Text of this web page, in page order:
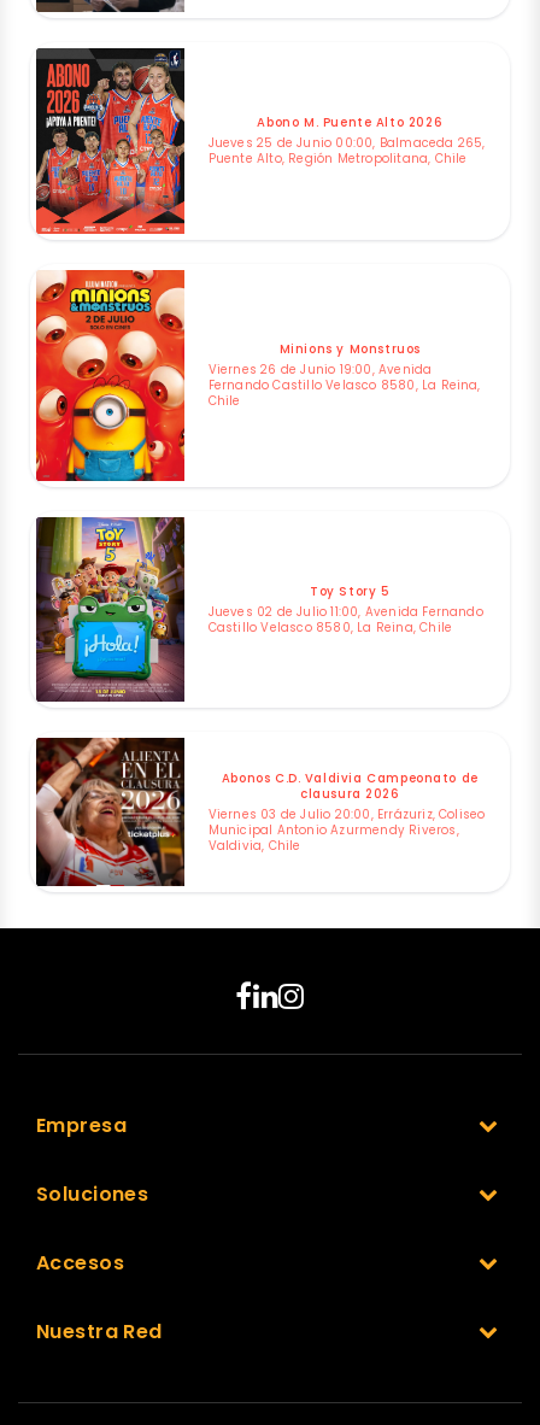
Abono M. Puente Alto 2026
Jueves 25 de Junio 00:00, Balmaceda 265,
Puente Alto, Región Metropolitana, Chile
Minions y Monstruos
Viernes 26 de Junio 19:00, Avenida
Fernando Castillo Velasco 8580, La Reina,
Chile
Toy Story 5
Jueves 02 de Julio 11:00, Avenida Fernando
Castillo Velasco 8580, La Reina, Chile
Abonos C.D. Valdivia Campeonato de
clausura 2026
Viernes 03 de Julio 20:00, Errázuriz, Coliseo
Municipal Antonio Azurmendy Riveros,
Valdivia, Chile
Empresa
Soluciones
Accesos
Nuestra Red